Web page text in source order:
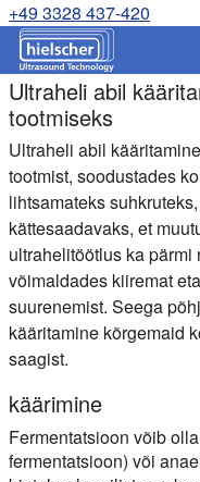
+49 3328 437-420
Ultraheli abil
tootmiseks
Ultraheli abil
tootmist, soodustades
lihtsamateks
kättesaadavaks, et
ultrahelitöötlus ka
võimaldades kiiremat
suurenemist. Seega
kääritamine kõrgemaid
saagist.
käärimine
Fermentatsioon võib
fermentatsioon) või